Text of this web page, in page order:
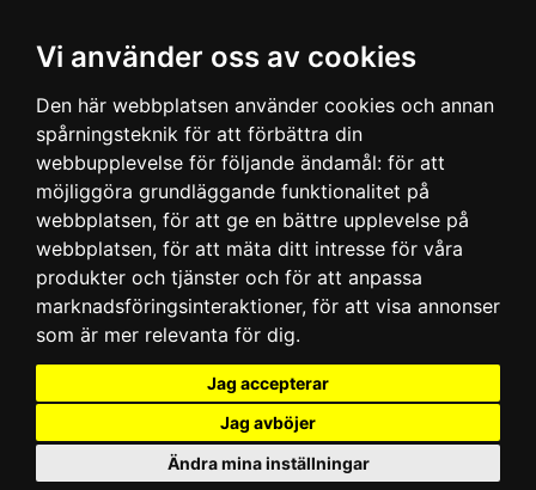
Vi använder oss av cookies
Den här webbplatsen använder cookies och annan
spårningsteknik för att förbättra din
webbupplevelse för följande ändamål: för att
möjliggöra grundläggande funktionalitet på
webbplatsen, för att ge en bättre upplevelse på
webbplatsen, för att mäta ditt intresse för våra
produkter och tjänster och för att anpassa
marknadsföringsinteraktioner, för att visa annonser
som är mer relevanta för dig.
Jag accepterar
Jag avböjer
Ändra mina inställningar